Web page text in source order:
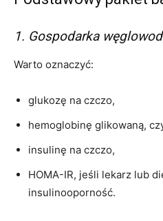
1. Gospodarka
Warto oznaczyć:
glukozę na czczo,
hemoglobinę glikowaną,
insulinę na czczo,
HOMA-IR, jeśli lekarz lub
insulinooporność.